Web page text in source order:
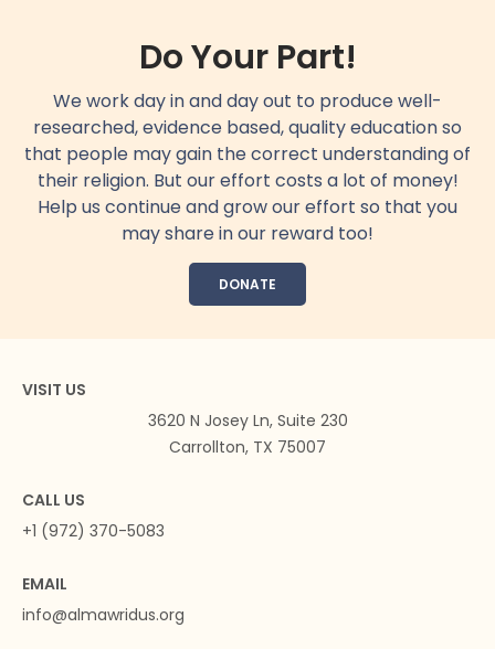
Do Your Part!
We work day in and day out to produce well-
researched, evidence based, quality education so
that people may gain the correct understanding of
their religion. But our effort costs a lot of money!
Help us continue and grow our effort so that you
may share in our reward too!
DONATE
VISIT US
3620 N Josey Ln, Suite 230
Carrollton, TX 75007
CALL US
+1 (972) 370-5083
EMAIL
info@almawridus.org